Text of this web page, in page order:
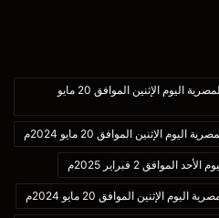
أسعار الحديد والأسمنت فى الأسواق المصرية اليوم الإثنين الموافق 20 مايو
الإثنين الموافق 20 مايو 2024م
2 فبراير 2025م
الإثنين الموافق 20 مايو 2024م